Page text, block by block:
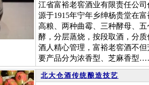
江省富裕老窖酒业有限责任公
源于1915年宁年乡绅杨贵堂在
高粮、两种曲霉、三种酵母、
酵，分层蒸烧，按段取酒，分
酒人精心管理，富裕老窖酒不
要产品分为浓香型、芝麻香型
北大仓酒传统酿造技艺